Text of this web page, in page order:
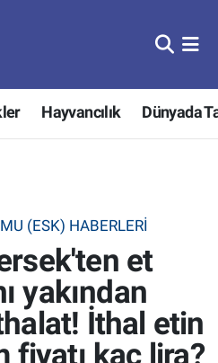
Hayvancılık Dünyada
(ESK) HABERLERI
et
yakından
İthal etin
fiyatı kaç lira?